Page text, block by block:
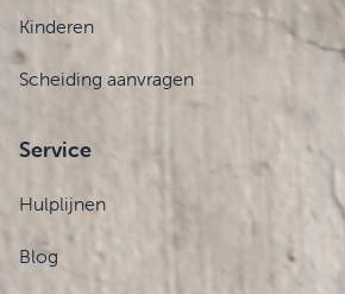
Kinderen
Scheiding aanvragen
Service
Hulplijnen
Blog